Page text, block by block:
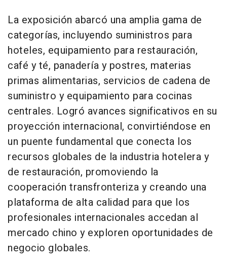
La exposición abarcó una amplia gama de
categorías, incluyendo suministros para
hoteles, equipamiento para restauración,
café y té, panadería y postres, materias
primas alimentarias, servicios de cadena de
suministro y equipamiento para cocinas
centrales. Logró avances significativos en su
proyección internacional, convirtiéndose en
un puente fundamental que conecta los
recursos globales de la industria hotelera y
de restauración, promoviendo la
cooperación transfronteriza y creando una
plataforma de alta calidad para que los
profesionales internacionales accedan al
mercado chino y exploren oportunidades de
negocio globales.